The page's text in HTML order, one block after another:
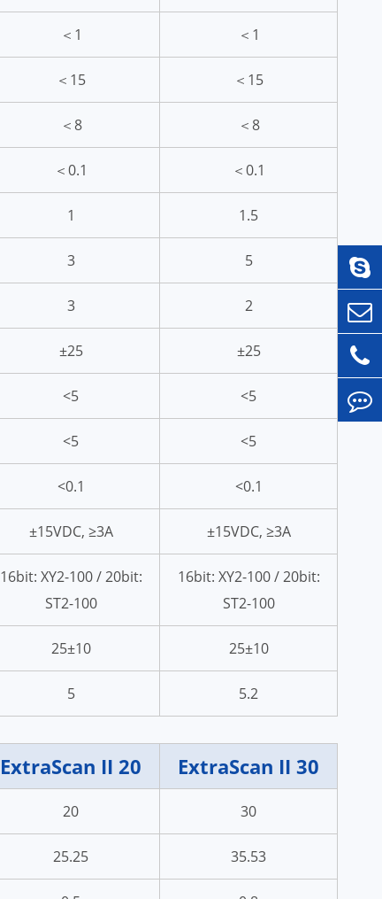
＜1 ＜1
＜15 ＜15
＜8 ＜8
＜0.1 ＜0.1
1 1.5
3 5
3 2
±25 ±25
<5 <5
<5 <5
<0.1 <0.1
±15VDC, ≥3A ±15VDC, ≥3A
16bit: XY2-100 / 20bit:
ST2-100
16bit: XY2-100 / 20bit:
ST2-100
25±10 25±10
5 5.2
ExtraScan II 20 ExtraScan II 30
20 30
25.25 35.53